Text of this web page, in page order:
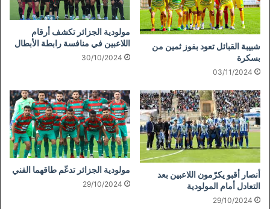
شبيبة القبائل تعود بفوز ثمين من
بسكرة
03/11/2024
مولودية الجزائر تكشف أرقام
اللاعبين في منافسة رابطة الأبطال
30/10/2024
أنصار أقبو يكرّمون اللاعبين بعد
التعادل أمام المولودية
29/10/2024
مولودية الجزائر تدعّم طاقهما الفني
29/10/2024